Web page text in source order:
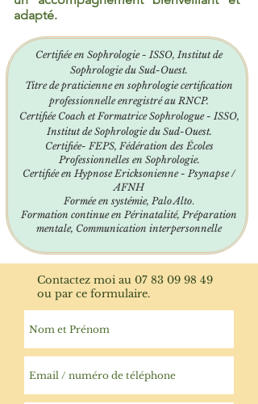
adapté.
Certifiée en Sophrologie - ISSO, Institut de
Sophrologie du Sud-Ouest.
Titre de praticienne en sophrologie certification
professionnelle enregistré au RNCP.
Certifiée Coach et Formatrice Sophrologue - ISSO,
Institut de Sophrologie du Sud-Ouest.
Certifiée- FEPS, Fédération des Écoles
Professionnelles en Sophrologie.
Certifiée en Hypnose Ericksonienne - Psynapse /
AFNH
Formée en systémie, Palo Alto.
Formation continue en Périnatalité, Préparation
mentale, Communication interpersonnelle
Contactez moi au 07 83 09 98 49
ou par ce formulaire.